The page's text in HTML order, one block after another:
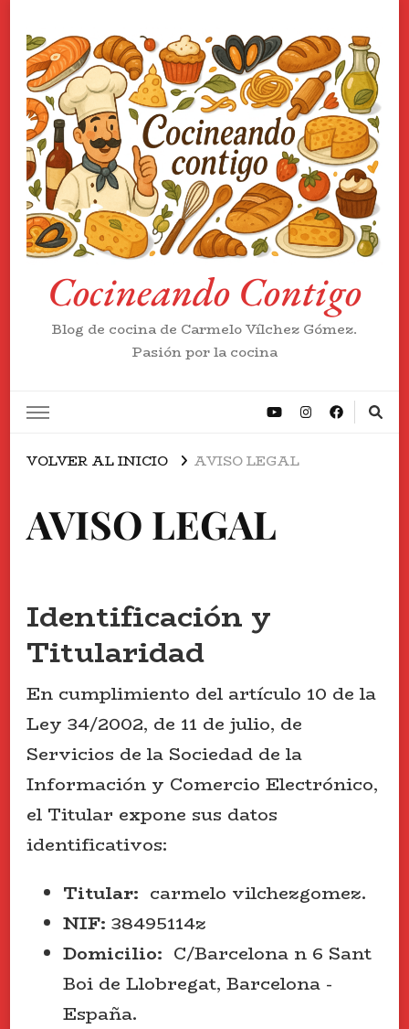
Cocineando Contigo
Blog de cocina de Carmelo Vílchez Gómez.
Pasión por la cocina
VOLVER AL INICIO AVISO LEGAL
AVISO LEGAL
Identificación y
Titularidad
En cumplimiento del artículo 10 de la
Ley 34/2002, de 11 de julio, de
Servicios de la Sociedad de la
Información y Comercio Electrónico,
el Titular expone sus datos
identificativos:
Titular: carmelo vilchezgomez.
NIF: 38495114z
Domicilio: C/Barcelona n 6 Sant
Boi de Llobregat, Barcelona -
España.